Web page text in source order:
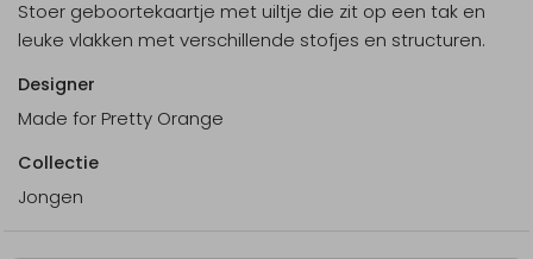
Stoer geboortekaartje met uiltje die zit op een tak en
leuke vlakken met verschillende stofjes en structuren.
Designer
Made for Pretty Orange
Collectie
Jongen